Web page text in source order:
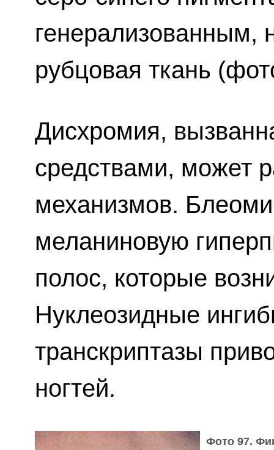
генерализованным,
рубцовая ткань
Дисхромия,
средствами, может
механизмов.
меланиновую
полос, которые
Нуклеозидные
транскриптазы
ногтей.
Фото 97.